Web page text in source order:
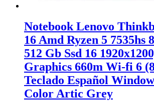
Notebook Lenovo
16 Amd Ryzen 5 7535hs
512 Gb Ssd 16
Graphics 660m Wi-fi 6
Teclado Español
Color Artic Grey